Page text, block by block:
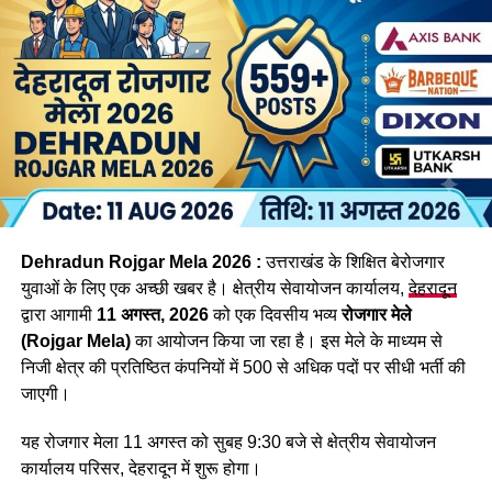
कि दिसंबर से पहले करीब 2477 पदों पर आवेदन प्रक्रिया पूरी कर ली
जाएगी। इनमें स्केलर, कनिष्ठ सहायक, वैयक्तिक सहायक, स्नातक स्तरीय
विज्ञान वर्ग के पद, पुलिस, आबकारी और परिवहन विभाग के वर्दीधारी पद,
संस्कृत विभाग में सहायक अध्यापक तथा सहायक विकास अधिकारी जैसे
पद शामिल हैं।
इसके समानांतर जिन रिक्त पदों के लिए आवेदन प्रक्रिया पूरी हो चुकी है,
उनकी परीक्षा भी दिसंबर तक करा ली जाएगी। इनमें व्यैक्तिक सहायक,
पशुधन प्रसार अधिकारी, विभिन्न सेवाओं के तकनीकी पद, सहायक
स्नातक स्तरीय पद सहित कुल 1470 पद शामिल हैं।
Dehradun Rojgar Mela 2026 :उत्तराखंड के शिक्षित बेरोजगार
युवाओं के लिए एक अच्छी खबर है। क्षेत्रीय सेवायोजन कार्यालय,देहरादून
द्वारा आगामी 11 अगस्त, 2026को एक दिवसीय भव्यरोजगार मेले
(Rojgar Mela)का आयोजन किया जा रहा है। इस मेले के माध्यम से
निजी क्षेत्र की प्रतिष्ठित कंपनियों में 500 से अधिक पदों पर सीधी भर्ती की
जाएगी।
यह रोजगार मेला 11 अगस्त को सुबह 9:30 बजे से क्षेत्रीय सेवायोजन
कार्यालय परिसर, देहरादून में शुरू होगा।